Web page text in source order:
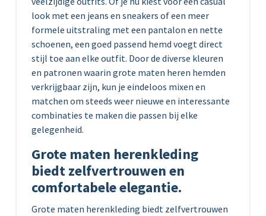
look met een jeans en sneakers of een meer
formele uitstraling met een pantalon en nette
schoenen, een goed passend hemd voegt direct
stijl toe aan elke outfit. Door de diverse kleuren
en patronen waarin grote maten heren hemden
verkrijgbaar zijn, kun je eindeloos mixen en
matchen om steeds weer nieuwe en interessante
combinaties te maken die passen bij elke
gelegenheid.
Grote maten herenkleding
biedt zelfvertrouwen en
comfortabele elegantie.
Grote maten herenkleding biedt zelfvertrouwen